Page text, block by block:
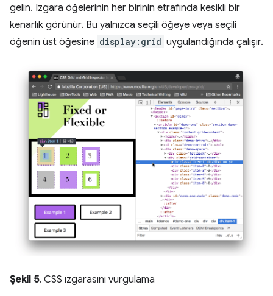
gelin. Izgara öğelerinin her birinin etrafında kesikli bir
kenarlık görünür. Bu yalnızca seçili öğeye veya seçili
öğenin üst öğesine display:grid uygulandığında çalışır.
Şekil 5. CSS ızgarasını vurgulama